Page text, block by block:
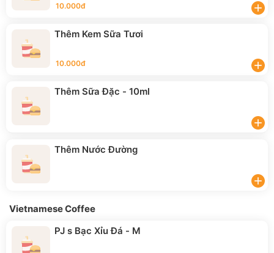
10.000đ add
Thêm Kem Sữa Tươi
10.000đ add
Thêm Sữa Đặc - 10ml
add
Thêm Nước Đường
add
Vietnamese Coffee
PJ s Bạc Xỉu Đá - M